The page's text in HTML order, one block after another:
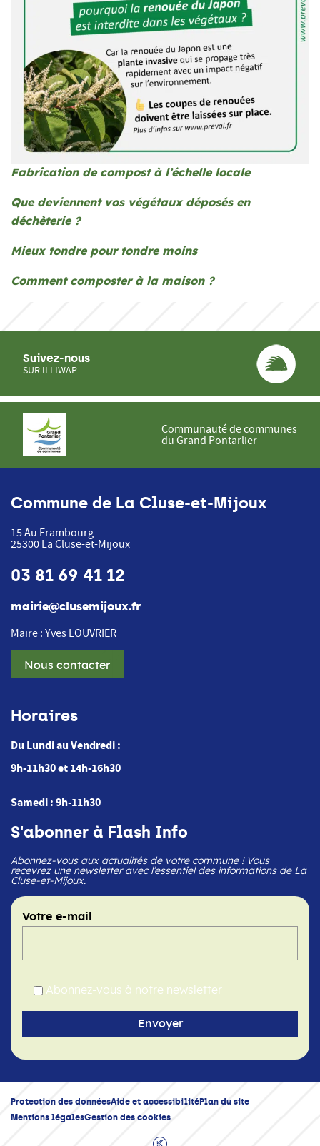
Fabrication de compost à l’échelle locale
Que deviennent vos végétaux déposés en
déchèterie ?
Mieux tondre pour tondre moins
Comment composter à la maison ?
Suivez-nous
SUR ILLIWAP
Communauté de communes
du Grand Pontarlier
Commune de La Cluse-et-Mijoux
15 Au Frambourg
25300 La Cluse-et-Mijoux
03 81 69 41 12
mairie@clusemijoux.fr
Maire : Yves LOUVRIER
Nous contacter
Horaires
Du Lundi au Vendredi :
9h-11h30 et 14h-16h30
Samedi : 9h-11h30
S'abonner à Flash Info
Abonnez-vous aux actualités de votre commune ! Vous
recevrez une newsletter avec l’essentiel des informations de La
Cluse-et-Mijoux.
Votre e-mail
Abonnez-vous à notre newsletter
Protection des donnéesAide et accessibilitéPlan du site
Mentions légalesGestion des cookies